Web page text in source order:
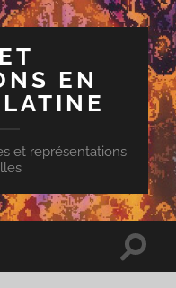
EN
et représentations
Toggle